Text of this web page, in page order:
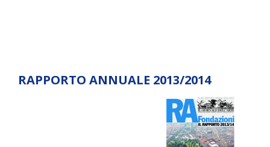
RAPPORTO ANNUALE 2013/2014